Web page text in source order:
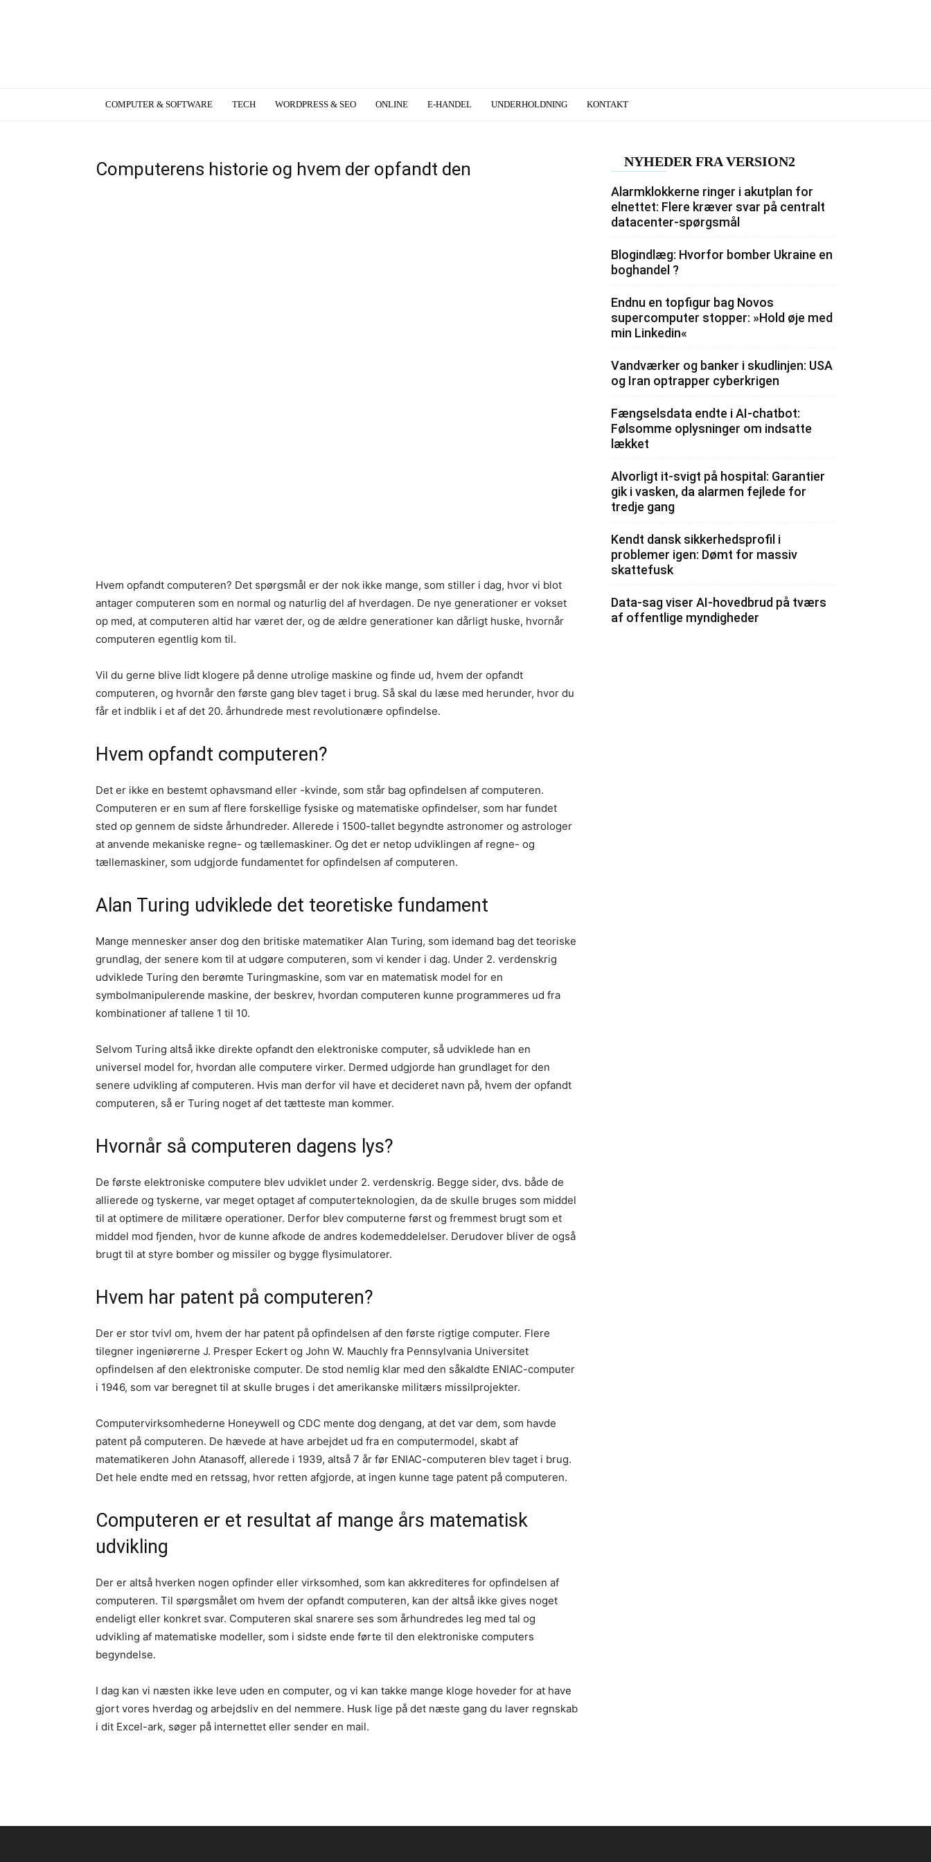
COMPUTER & SOFTWARE TECH WORDPRESS & SEO ONLINE E-HANDEL UNDERHOLDNING KONTAKT
Computerens historie og hvem der opfandt den
Hvem opfandt computeren? Det spørgsmål er der nok ikke mange, som stiller i dag, hvor vi blot
antager computeren som en normal og naturlig del af hverdagen. De nye generationer er vokset
op med, at computeren altid har været der, og de ældre generationer kan dårligt huske, hvornår
computeren egentlig kom til.
Vil du gerne blive lidt klogere på denne utrolige maskine og finde ud, hvem der opfandt
computeren, og hvornår den første gang blev taget i brug. Så skal du læse med herunder, hvor du
får et indblik i et af det 20. århundrede mest revolutionære opfindelse.
Hvem opfandt computeren?
Det er ikke en bestemt ophavsmand eller -kvinde, som står bag opfindelsen af computeren.
Computeren er en sum af flere forskellige fysiske og matematiske opfindelser, som har fundet
sted op gennem de sidste århundreder. Allerede i 1500-tallet begyndte astronomer og astrologer
at anvende mekaniske regne- og tællemaskiner. Og det er netop udviklingen af regne- og
tællemaskiner, som udgjorde fundamentet for opfindelsen af computeren.
Alan Turing udviklede det teoretiske fundament
Mange mennesker anser dog den britiske matematiker Alan Turing, som idemand bag det teoriske
grundlag, der senere kom til at udgøre computeren, som vi kender i dag. Under 2. verdenskrig
udviklede Turing den berømte Turingmaskine, som var en matematisk model for en
symbolmanipulerende maskine, der beskrev, hvordan computeren kunne programmeres ud fra
kombinationer af tallene 1 til 10.
Selvom Turing altså ikke direkte opfandt den elektroniske computer, så udviklede han en
universel model for, hvordan alle computere virker. Dermed udgjorde han grundlaget for den
senere udvikling af computeren. Hvis man derfor vil have et decideret navn på, hvem der opfandt
computeren, så er Turing noget af det tætteste man kommer.
Hvornår så computeren dagens lys?
De første elektroniske computere blev udviklet under 2. verdenskrig. Begge sider, dvs. både de
allierede og tyskerne, var meget optaget af computerteknologien, da de skulle bruges som middel
til at optimere de militære operationer. Derfor blev computerne først og fremmest brugt som et
middel mod fjenden, hvor de kunne afkode de andres kodemeddelelser. Derudover bliver de også
brugt til at styre bomber og missiler og bygge flysimulatorer.
Hvem har patent på computeren?
Der er stor tvivl om, hvem der har patent på opfindelsen af den første rigtige computer. Flere
tilegner ingeniørerne J. Presper Eckert og John W. Mauchly fra Pennsylvania Universitet
opfindelsen af den elektroniske computer. De stod nemlig klar med den såkaldte ENIAC-computer
i 1946, som var beregnet til at skulle bruges i det amerikanske militærs missilprojekter.
Computervirksomhederne Honeywell og CDC mente dog dengang, at det var dem, som havde
patent på computeren. De hævede at have arbejdet ud fra en computermodel, skabt af
matematikeren John Atanasoff, allerede i 1939, altså 7 år før ENIAC-computeren blev taget i brug.
Det hele endte med en retssag, hvor retten afgjorde, at ingen kunne tage patent på computeren.
Computeren er et resultat af mange års matematisk
udvikling
Der er altså hverken nogen opfinder eller virksomhed, som kan akkrediteres for opfindelsen af
computeren. Til spørgsmålet om hvem der opfandt computeren, kan der altså ikke gives noget
endeligt eller konkret svar. Computeren skal snarere ses som århundredes leg med tal og
udvikling af matematiske modeller, som i sidste ende førte til den elektroniske computers
begyndelse.
I dag kan vi næsten ikke leve uden en computer, og vi kan takke mange kloge hoveder for at have
gjort vores hverdag og arbejdsliv en del nemmere. Husk lige på det næste gang du laver regnskab
i dit Excel-ark, søger på internettet eller sender en mail.
NYHEDER FRA VERSION2
Alarmklokkerne ringer i akutplan for
elnettet: Flere kræver svar på centralt
datacenter-spørgsmål
Blogindlæg: Hvorfor bomber Ukraine en
boghandel ?
Endnu en topfigur bag Novos
supercomputer stopper: »Hold øje med
min Linkedin«
Vandværker og banker i skudlinjen: USA
og Iran optrapper cyberkrigen
Fængselsdata endte i AI-chatbot:
Følsomme oplysninger om indsatte
lækket
Alvorligt it-svigt på hospital: Garantier
gik i vasken, da alarmen fejlede for
tredje gang
Kendt dansk sikkerhedsprofil i
problemer igen: Dømt for massiv
skattefusk
Data-sag viser AI-hovedbrud på tværs
af offentlige myndigheder